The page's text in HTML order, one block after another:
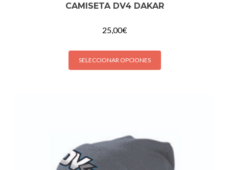
CAMISETA DV4 DAKAR
25,00€
SELECCIONAR OPCIONES